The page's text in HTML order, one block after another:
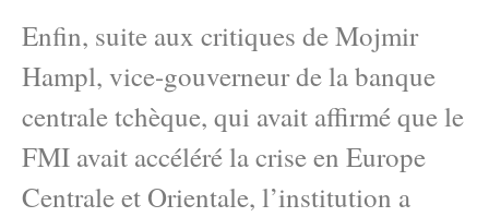
Enfin, suite aux critiques de Mojmir
Hampl, vice-gouverneur de la banque
centrale tchèque, qui avait affirmé que le
FMI avait accéléré la crise en Europe
Centrale et Orientale, l’institution a